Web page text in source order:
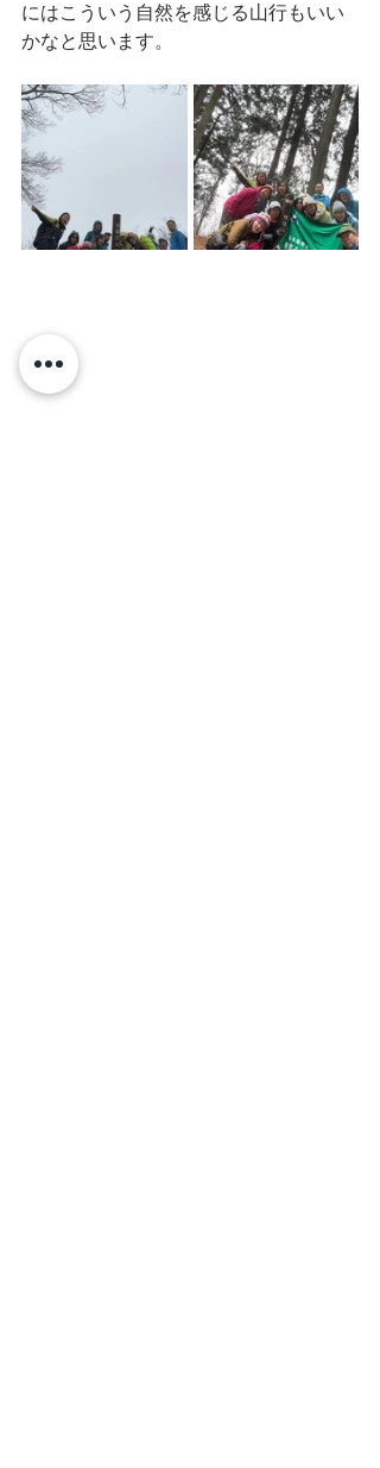
にはこういう自然を感じる山行もいい
かなと思います。